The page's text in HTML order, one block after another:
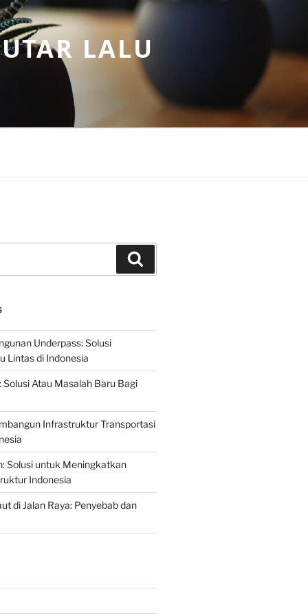
LALU
Underpass: Solusi
Lintas di Indonesia
Solusi Atau Masalah Baru Bagi
Infrastruktur Transportasi
Solusi untuk Meningkatkan
Indonesia
di Jalan Raya: Penyebab dan